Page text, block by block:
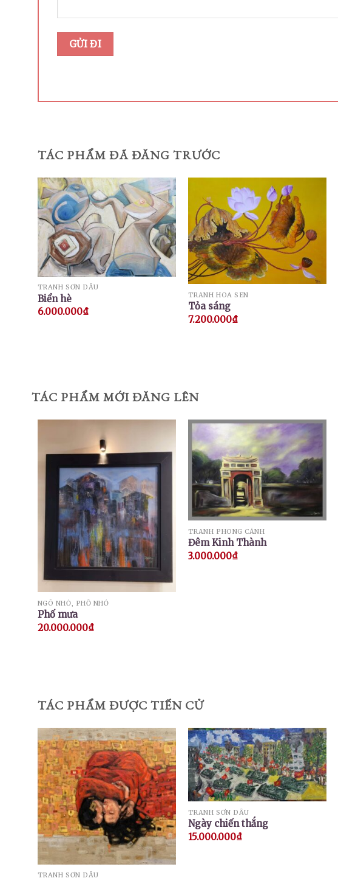
TÁC PHẨM ĐÃ ĐĂNG TRƯỚC
TRANH SƠN DẦU
Biển hè
6.000.000₫
TRANH HOA SEN
Tỏa sáng
7.200.000₫
TÁC PHẨM MỚI ĐĂNG LÊN
NGÕ NHỎ, PHỐ NHỎ
Phố mưa
20.000.000₫
TRANH PHONG CẢNH
Đêm Kinh Thành
3.000.000₫
TÁC PHẨM ĐƯỢC TIẾN CỬ
TRANH SƠN DẦU
TRANH SƠN DẦU
Ngày chiến thắng
15.000.000₫